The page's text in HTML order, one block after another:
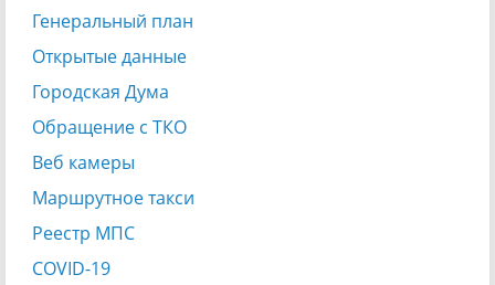
Генеральный план
Открытые данные
Городская Дума
Обращение с ТКО
Веб камеры
Маршрутное такси
Реестр МПС
COVID-19